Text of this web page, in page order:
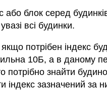
або блок серед
всi будинки.
потрiбен індекс
10Б, а в даному
потрібно знайти
індекс зазначений за